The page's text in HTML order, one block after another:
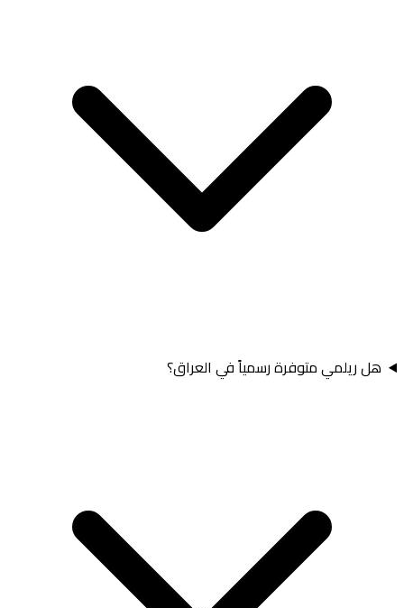
هل ريلمي متوفرة رسمياً في العراق؟